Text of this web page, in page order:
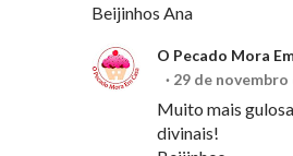
Beijinhos Ana
O Pecado Mora
29 de novembro
Muito mais
divinais!